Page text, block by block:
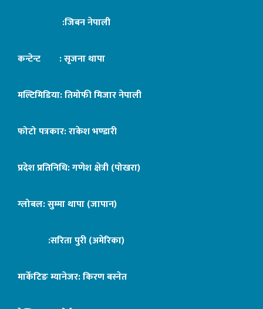
:जिबन नेपाली
कन्टेन्ट : सृजना थापा
मल्टिमिडिया: तिमोफी मिजार नेपाली
फोटो पत्रकार: राकेश भण्डारी
प्रदेश प्रतिनिधि: गणेश क्षेत्री (पोखरा)
ग्लोबल: सुम्मा थापा (जापान)
:सरिता पुरी (अमेरिका)
मार्केटिङ म्यानेजर: किरण बस्नेत